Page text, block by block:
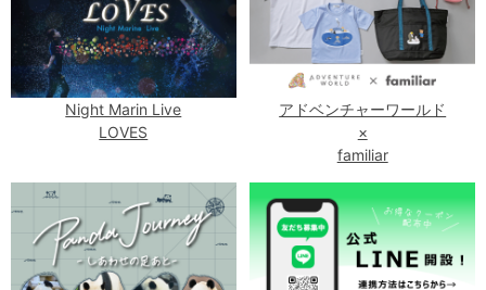
Night Marin Live
LOVES
アドベンチャーワールド
×
familiar